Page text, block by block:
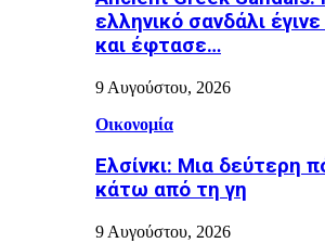
ελληνικό σανδάλι
και έφτασε…
9 Αυγούστου, 2026
Οικονομία
Ελσίνκι: Mια δεύτερη
κάτω από τη γη
9 Αυγούστου, 2026